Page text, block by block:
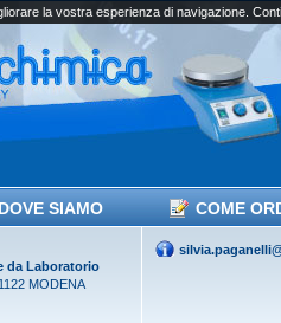
DOVE SIAMO COME
da Laboratorio
MODENA
la vostra esperienza di navigazione.